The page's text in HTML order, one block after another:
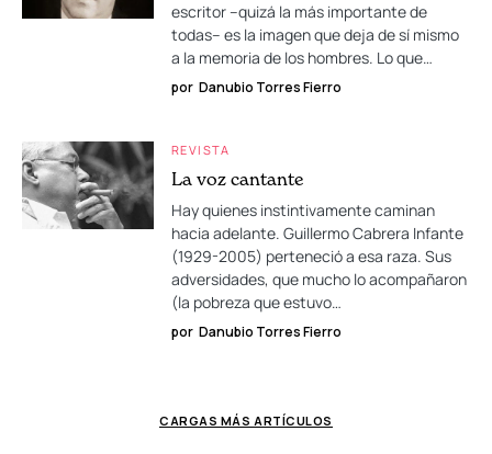
escritor –quizá la más importante de
todas– es la imagen que deja de sí mismo
a la memoria de los hombres. Lo que…
por Danubio Torres Fierro
REVISTA
La voz cantante
Hay quienes instintivamente caminan
hacia adelante. Guillermo Cabrera Infante
(1929-2005) perteneció a esa raza. Sus
adversidades, que mucho lo acompañaron
(la pobreza que estuvo…
por Danubio Torres Fierro
CARGAS MÁS ARTÍCULOS